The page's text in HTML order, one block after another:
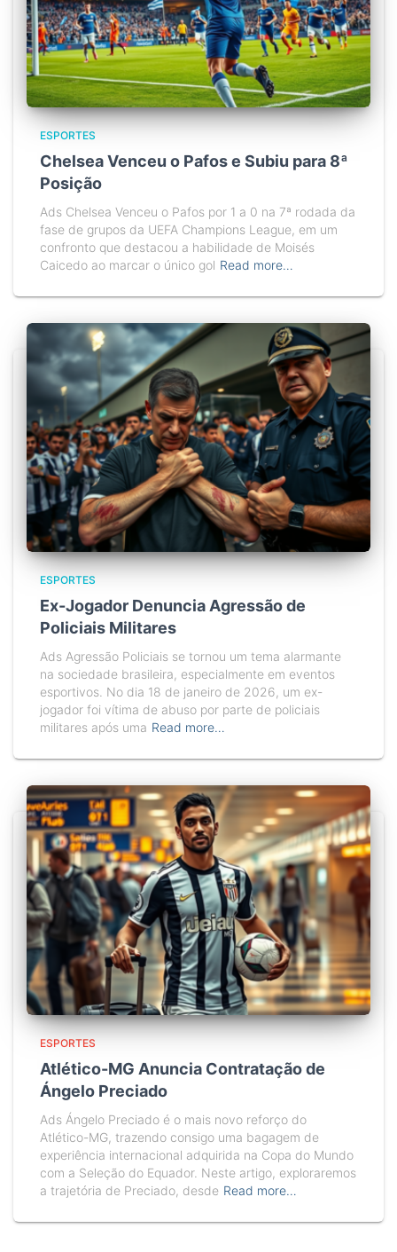
ESPORTES
Chelsea Venceu o Pafos e Subiu para 8ª
Posição
Ads Chelsea Venceu o Pafos por 1 a 0 na 7ª rodada da
fase de grupos da UEFA Champions League, em um
confronto que destacou a habilidade de Moisés
Caicedo ao marcar o único gol Read more…
ESPORTES
Ex-Jogador Denuncia Agressão de
Policiais Militares
Ads Agressão Policiais se tornou um tema alarmante
na sociedade brasileira, especialmente em eventos
esportivos. No dia 18 de janeiro de 2026, um ex-
jogador foi vítima de abuso por parte de policiais
militares após uma Read more…
ESPORTES
Atlético-MG Anuncia Contratação de
Ángelo Preciado
Ads Ángelo Preciado é o mais novo reforço do
Atlético-MG, trazendo consigo uma bagagem de
experiência internacional adquirida na Copa do Mundo
com a Seleção do Equador. Neste artigo, exploraremos
a trajetória de Preciado, desde Read more…